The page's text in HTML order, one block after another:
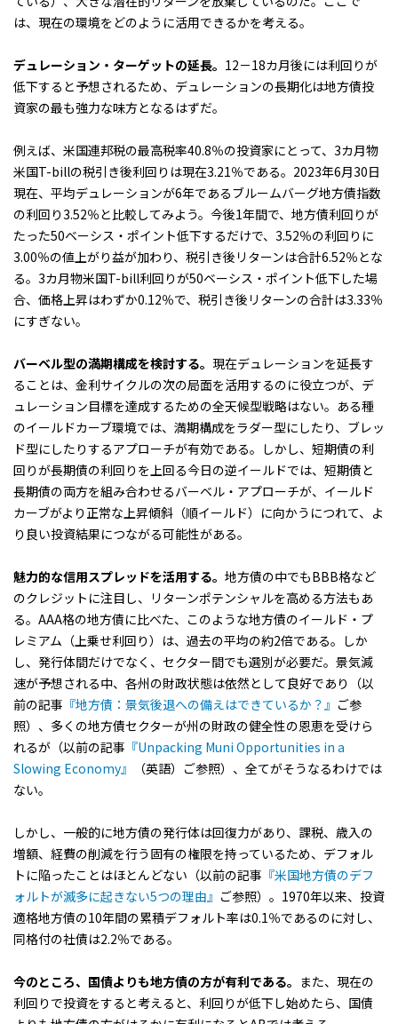
は、現在の環境をどのように活用できるかを考える。
デュレーション・ターゲットの延長。 12－18カ月後には利回りが
低下すると予想されるため、デュレーションの長期化は地方債投
資家の最も強力な味方となるはずだ。
例えば、米国連邦税の最高税率40.8％の投資家にとって、3カ月物
米国T-billの税引き後利回りは現在3.21％である。2023年6月30日
現在、平均デュレーションが6年であるブルームバーグ地方債指数
の利回り3.52％と比較してみよう。今後1年間で、地方債利回りが
たった50ベーシス・ポイント低下するだけで、3.52％の利回りに
3.00％の値上がり益が加わり、税引き後リターンは合計6.52％とな
る。3カ月物米国T-bill利回りが50ベーシス・ポイント低下した場
合、価格上昇はわずか0.12％で、税引き後リターンの合計は3.33％
にすぎない。
バーベル型の満期構成を検討する。 現在デュレーションを延長す
ることは、金利サイクルの次の局面を活用するのに役立つが、デ
ュレーション目標を達成するための全天候型戦略はない。ある種
のイールドカーブ環境では、満期構成をラダー型にしたり、ブレッ
ド型にしたりするアプローチが有効である。しかし、短期債の利
回りが長期債の利回りを上回る今日の逆イールドでは、短期債と
長期債の両方を組み合わせるバーベル・アプローチが、イールド
カーブがより正常な上昇傾斜（順イールド）に向かうにつれて、よ
り良い投資結果につながる可能性がある。
魅力的な信用スプレッドを活用する。 地方債の中でもBBB格など
のクレジットに注目し、リターンポテンシャルを高める方法もあ
る。AAA格の地方債に比べた、このような地方債のイールド・プ
レミアム（上乗せ利回り）は、過去の平均の約2倍である。しか
し、発行体間だけでなく、セクター間でも選別が必要だ。景気減
速が予想される中、各州の財政状態は依然として良好であり（以
前の記事 『地方債：景気後退への備えはできているか？』 ご参
照）、多くの地方債セクターが州の財政の健全性の恩恵を受けら
れるが（以前の記事 『Unpacking Muni Opportunities in a
Slowing Economy』
（英語）ご参照）、全てがそうなるわけでは
ない。
しかし、一般的に地方債の発行体は回復力があり、課税、歳入の
増額、経費の削減を行う固有の権限を持っているため、デフォル
トに陥ったことはほとんどない（以前の記事 『米国地方債のデフ
ォルトが滅多に起きない5つの理由』 ご参照）。1970年以来、投資
適格地方債の10年間の累積デフォルト率は0.1％であるのに対し、
同格付の社債は2.2％である。
今のところ、国債よりも地方債の方が有利である。 また、現在の
利回りで投資をすると考えると、利回りが低下し始めたら、国債